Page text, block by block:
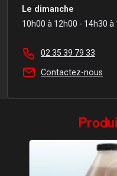
Le dimanche
10h00 à 12h00 - 14h30 à
02 35 39 79 33
Contactez-nous